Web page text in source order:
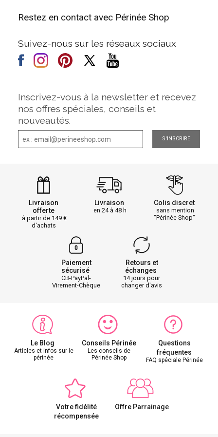
Restez en contact avec Périnée Shop
Suivez-nous sur les réseaux sociaux
Inscrivez-vous à la newsletter et recevez
nos offres spéciales, conseils et
nouveautés.
S'INSCRIRE
Livraison
offerte
à partir de 149
d'achats
Livraison
en 24 à 48 h
Colis discret
sans mention
"Périnée Shop"
Paiement
sécurisé
CB-PayPal-
Virement-Chèque
Retours et
échanges
14 jours pour
changer d'avis
Le Blog
Articles et infos sur le
périnée
Conseils Périnée
Les conseils de
Périnée Shop
Questions
fréquentes
FAQ spéciale Périnée
Votre fidélité
récompensée
Offre Parrainage